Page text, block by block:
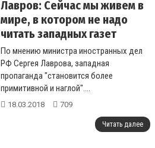
Лавров: Сейчас мы живем в
мире, в котором не надо
читать западных газет
По мнению министра иностранных дел
РФ Сергея Лаврова, западная
пропаганда "становится более
примитивной и наглой"....
18.03.2018 709
Читать далее